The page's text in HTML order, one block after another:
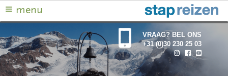
≡ menu
VRAAG? BEL ONS
+31 (0)30 230 25 03